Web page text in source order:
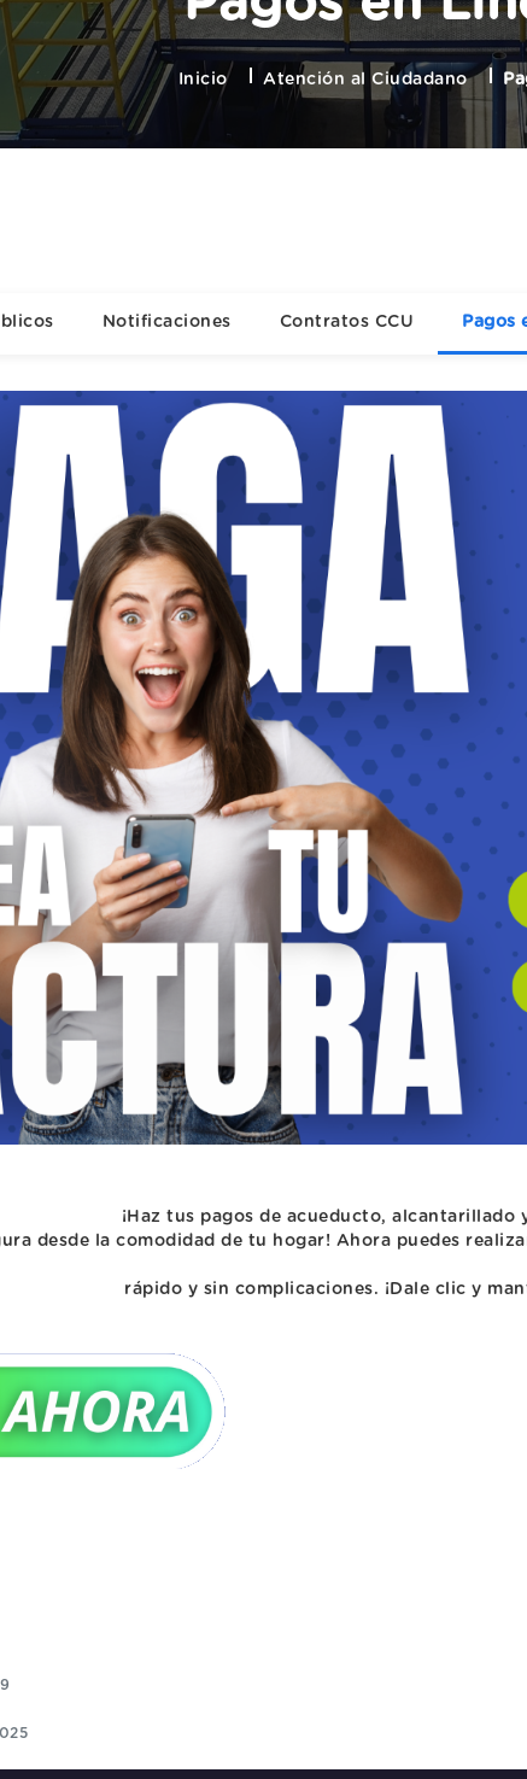
Inicio Atención al Ciudadano
Notificaciones Contratos CCU Pagos
¡Haz tus pagos de acueducto, alcantarillado
desde la comodidad de tu hogar! Ahora puedes
rápido y sin complicaciones. ¡Dale clic y